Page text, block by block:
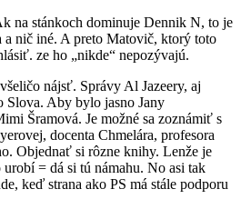
na stánkoch dominuje Dennik N, to je
nič iné. A preto Matovič, ktorý toto
ze ho „nikde“ nepozývajú.
nájsť. Správy Al Jazeery, aj
Slova. Aby bylo jasno Jany
Šramová. Je možné sa zoznámiť s
docenta Chmelára, profesora
Objednať si rôzne knihy. Lenže je
= dá si tú námahu. No asi tak
keď strana ako PS má stále podporu